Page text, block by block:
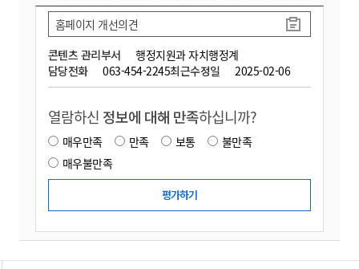
콘텐츠 관리부서
행정지원과 자치행정계
담당전화
063-454-2245최근수정일 2025-02-06
홈페이지 개선의견
열람하신 정보에 대해 만족하십니까?
매우만족 만족 보통
불만족
매우불만족